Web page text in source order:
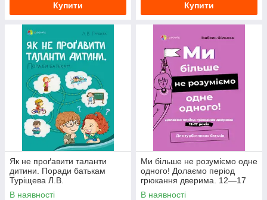
Купити Купити
Як не проґавити таланти
дитини. Поради батькам
Туріщева Л.В.
В наявності
Ми більше не розуміємо одне
одного! Долаємо період
грюкання дверима. 12—17
років Ізабель Ф
В наявності